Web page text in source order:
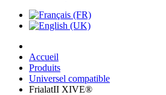
Accueil
Produits
Universel compatible
FrialatII XIVE®